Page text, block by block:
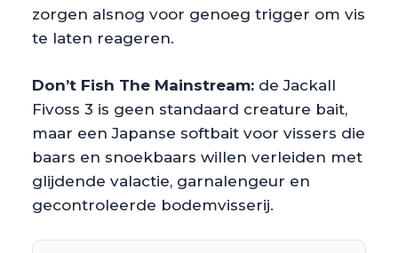
zorgen alsnog voor genoeg trigger om vis
te laten reageren.
Don’t Fish The Mainstream: de Jackall
Fivoss 3 is geen standaard creature bait,
maar een Japanse softbait voor vissers die
baars en snoekbaars willen verleiden met
glijdende valactie, garnalengeur en
gecontroleerde bodemvisserij.